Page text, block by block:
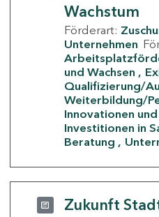
Wachstum
Förderart:
Unternehmen
und Wachsen
Qualifizierung/
Weiterbildung/
Innovationen
Investitionen in
Beratung
Zukunft